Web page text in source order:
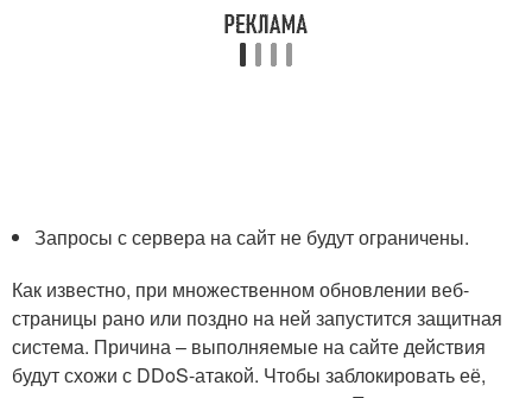
Запросы с сервера на сайт не будут ограничены.
Как известно, при множественном обновлении веб-
страницы рано или поздно на ней запустится защитная
система. Причина – выполняемые на сайте действия
будут схожи с DDoS-атакой. Чтобы заблокировать её,